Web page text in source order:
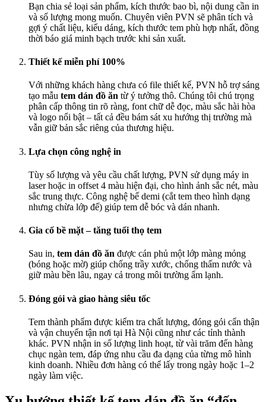
Bạn chia sẻ loại sản phẩm, kích thước bao bì, nội dung cần in
và số lượng mong muốn. Chuyên viên PVN sẽ phân tích và
gợi ý chất liệu, kiểu dáng, kích thước tem phù hợp nhất, đồng
thời báo giá minh bạch trước khi sản xuất.
Thiết kế miễn phí 100%
Với những khách hàng chưa có file thiết kế, PVN hỗ trợ sáng
tạo mẫu tem dán đồ ăn từ ý tưởng thô. Chúng tôi chú trọng
phân cấp thông tin rõ ràng, font chữ dễ đọc, màu sắc hài hòa
và logo nổi bật – tất cả đều bám sát xu hướng thị trường mà
vẫn giữ bản sắc riêng của thương hiệu.
Lựa chọn công nghệ in
Tùy số lượng và yêu cầu chất lượng, PVN sử dụng máy in
laser hoặc in offset 4 màu hiện đại, cho hình ảnh sắc nét, màu
sắc trung thực. Công nghệ bế demi (cắt tem theo hình dạng
nhưng chừa lớp đế) giúp tem dễ bóc và dán nhanh.
Gia cố bề mặt – tăng tuổi thọ tem
Sau in, tem dán đồ ăn được cán phủ một lớp màng mỏng
(bóng hoặc mờ) giúp chống trầy xước, chống thấm nước và
giữ màu bền lâu, ngay cả trong môi trường ẩm lạnh.
Đóng gói và giao hàng siêu tốc
Tem thành phẩm được kiểm tra chất lượng, đóng gói cẩn thận
và vận chuyển tận nơi tại Hà Nội cũng như các tỉnh thành
khác. PVN nhận in số lượng linh hoạt, từ vài trăm đến hàng
chục ngàn tem, đáp ứng nhu cầu đa dạng của từng mô hình
kinh doanh. Nhiều đơn hàng có thể lấy trong ngày hoặc 1–2
ngày làm việc.